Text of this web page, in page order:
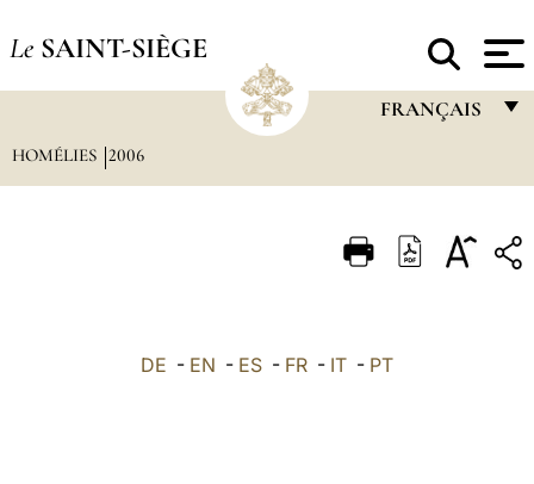
Le SAINT-SIÈGE
FRANÇAIS
ITALIANO
HOMÉLIES 2006
DE - EN - ES - FR - IT - PT